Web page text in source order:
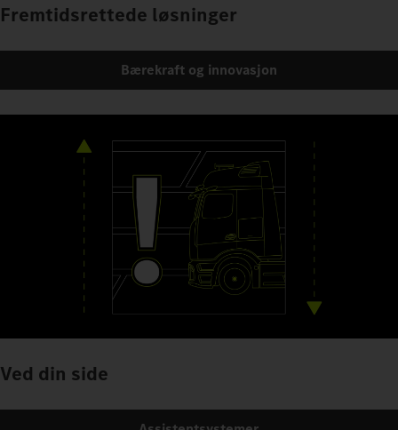
Fremtidsrettede løsninger
Bærekraft og innovasjon
Ved din side